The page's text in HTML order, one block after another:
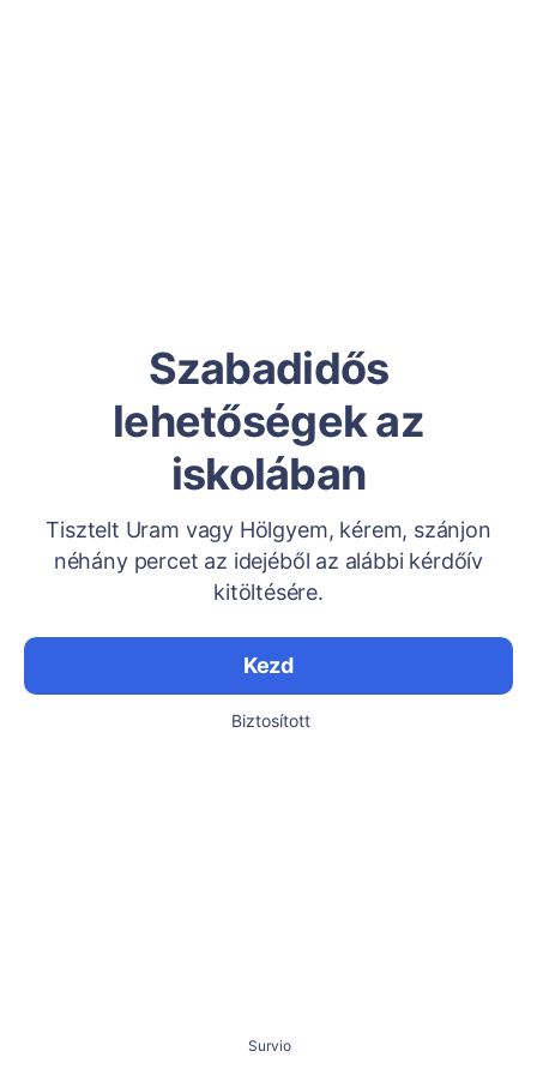
Szabadidős
lehetőségek az
iskolában
Tisztelt Uram vagy Hölgyem, kérem, szánjon
néhány percet az idejéből az alábbi kérdőív
kitöltésére.
Kezd
Biztosított
Survio